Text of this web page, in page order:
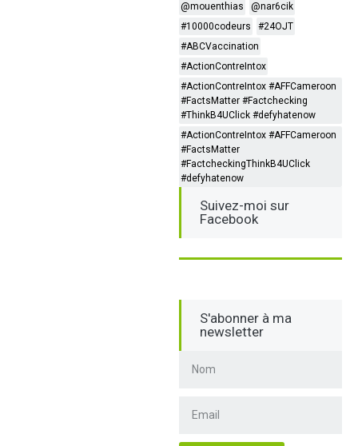
@mouenthias
@nar6cik
#10000codeurs
#24OJT
#ABCVaccination
#ActionContreIntox
#ActionContreIntox #AFFCameroon
#FactsMatter #Factchecking
#ThinkB4UClick #defyhatenow
#ActionContreIntox #AFFCameroon
#FactsMatter
#FactcheckingThinkB4UClick
#defyhatenow
Suivez-moi sur
Facebook
S'abonner à ma
newsletter